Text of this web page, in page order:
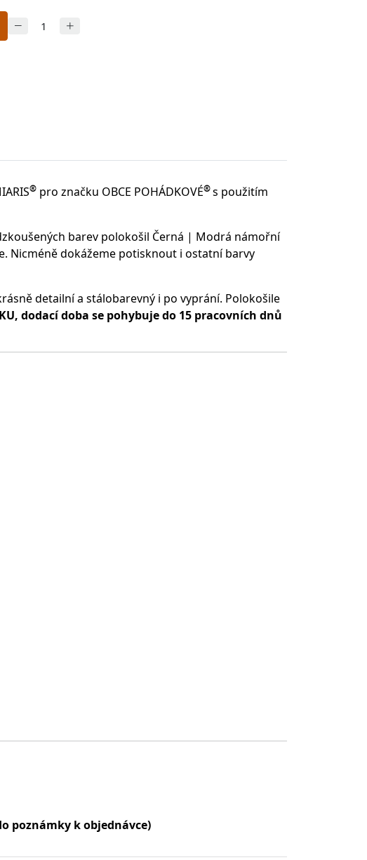
® pro značku OBCE POHÁDKOVÉ®s použitím
barev polokošil Černá | Modrá námořní
Nicméně dokážeme potisknout i ostatní barvy
detailní a stálobarevný i po vyprání. Polokošile
dodací doba se pohybuje do 15 pracovních dnů
poznámky k objednávce)